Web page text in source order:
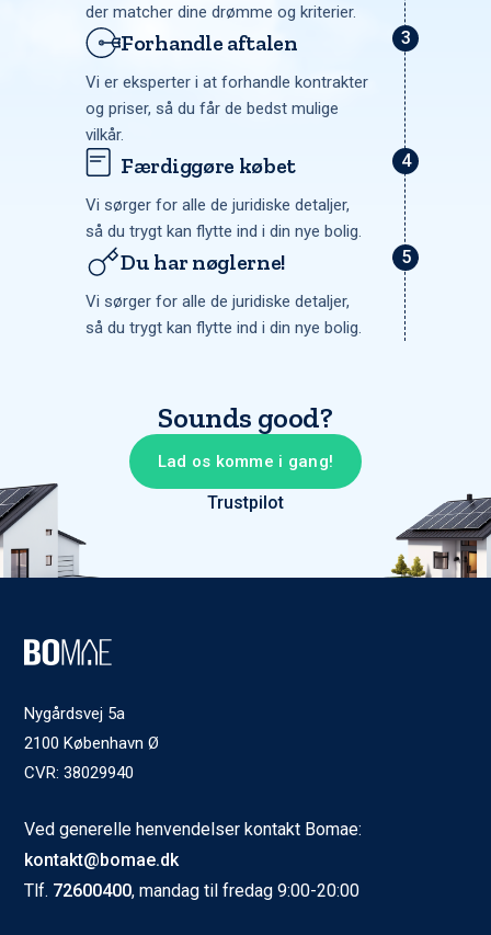
der matcher dine drømme og kriterier.
Forhandle aftalen
Vi er eksperter i at forhandle kontrakter
og priser, så du får de bedst mulige
vilkår.
Færdiggøre købet
Vi sørger for alle de juridiske detaljer,
så du trygt kan flytte ind i din nye bolig.
Du har nøglerne!
Vi sørger for alle de juridiske detaljer,
så du trygt kan flytte ind i din nye bolig.
Sounds good?
Lad os komme i gang!
Trustpilot
Nygårdsvej 5a
2100 København Ø
CVR: 38029940
Ved generelle henvendelser kontakt Bomae:
kontakt@bomae.dk
Tlf. 72600400, mandag til fredag 9:00-20:00